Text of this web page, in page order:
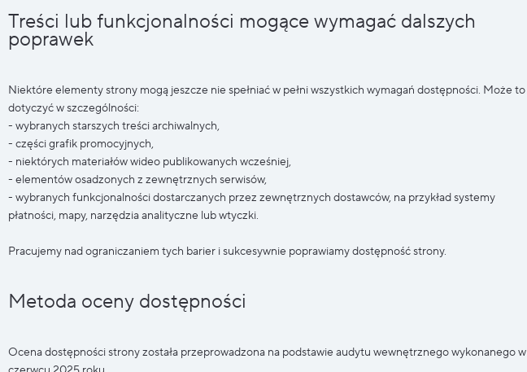
Treści lub funkcjonalności mogące wymagać dalszych
poprawek
Niektóre elementy strony mogą jeszcze nie spełniać w pełni wszystkich wymagań dostępności. Może to
dotyczyć w szczególności:
- wybranych starszych treści archiwalnych,
- części grafik promocyjnych,
- niektórych materiałów wideo publikowanych wcześniej,
- elementów osadzonych z zewnętrznych serwisów,
- wybranych funkcjonalności dostarczanych przez zewnętrznych dostawców, na przykład systemy
płatności, mapy, narzędzia analityczne lub wtyczki.
Pracujemy nad ograniczaniem tych barier i sukcesywnie poprawiamy dostępność strony.
Metoda oceny dostępności
Ocena dostępności strony została przeprowadzona na podstawie audytu wewnętrznego wykonanego w